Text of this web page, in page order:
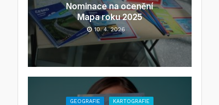
Nominace na ocenění
Mapa roku 2025
10. 4. 2026
GEOGRAFIE KARTOGRAFIE